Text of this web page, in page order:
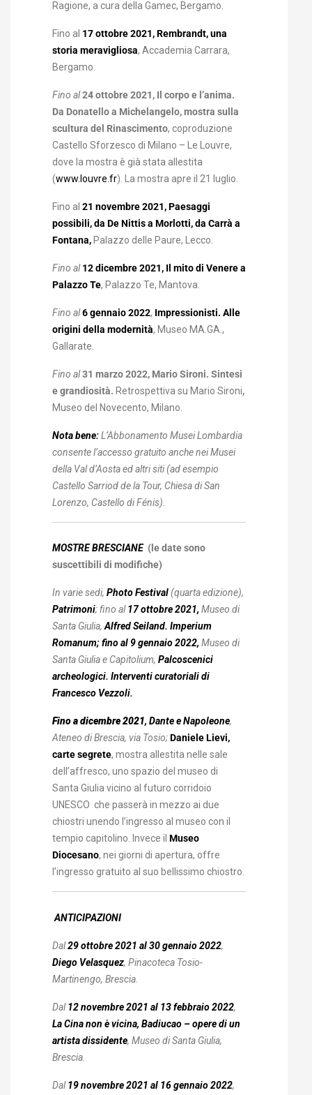
Ragione, a cura della Gamec, Bergamo.
Fino al 17 ottobre 2021, Rembrandt, una
storia meravigliosa, Accademia Carrara,
Bergamo.
Fino al24 ottobre 2021, Il corpo e l’anima.
Da Donatello a Michelangelo, mostra sulla
scultura del Rinascimento, coproduzione
Castello Sforzesco di Milano – Le Louvre,
dove la mostra è già stata allestita
(www.louvre.fr). La mostra apre il 21 luglio.
Fino al 21 novembre 2021, Paesaggi
possibili, da De Nittis a Morlotti, da Carrà a
Fontana, Palazzo delle Paure, Lecco.
Fino al12 dicembre 2021, Il mito di Venere a
Palazzo Te, Palazzo Te, Mantova.
Fino al6 gennaio 2022, Impressionisti. Alle
origini della modernità, Museo MA.GA.,
Gallarate.
Fino al31 marzo 2022, Mario Sironi. Sintesi
e grandiosità. Retrospettiva su Mario Sironi,
Museo del Novecento, Milano.
Nota bene:L’Abbonamento Musei Lombardia
consente l’accesso gratuito anche nei Musei
della Val d’Aosta ed altri siti (ad esempio
Castello Sarriod de la Tour, Chiesa di San
Lorenzo, Castello di Fénis).
MOSTRE BRESCIANE (le date sono
suscettibili di modifiche)
In varie sedi, Photo Festival(quarta edizione),
Patrimoni; fino al17 ottobre 2021, Museo di
Santa Giulia,Alfred Seiland. Imperium
Romanum; fino al 9 gennaio 2022, Museo di
Santa Giulia e Capitolium, Palcoscenici
archeologici. Interventi curatoriali di
Francesco Vezzoli.
Fino a dicembre 2021, Dante e Napoleone,
Ateneo di Brescia, via Tosio;Daniele Lievi,
carte segrete, mostra allestita nelle sale
dell’affresco, uno spazio del museo di
Santa Giulia vicino al futuro corridoio
UNESCO che passerà in mezzo ai due
chiostri unendo l’ingresso al museo con il
tempio capitolino. Invece il Museo
Diocesano, nei giorni di apertura, offre
l’ingresso gratuito al suo bellissimo chiostro.
ANTICIPAZIONI
Dal29 ottobre 2021 al 30 gennaio 2022,
Diego Velasquez, Pinacoteca Tosio-
Martinengo, Brescia.
Dal12 novembre 2021 al 13 febbraio 2022,
La Cina non è vicina, Badiucao – opere di un
artista dissidente, Museo di Santa Giulia,
Brescia.
Dal19 novembre 2021 al 16 gennaio 2022,